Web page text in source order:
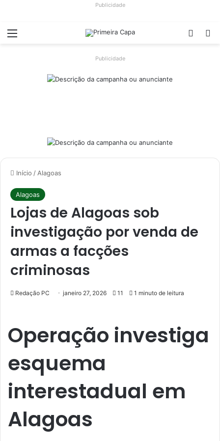
Publicidade
Menu
Publicidade
Início / Alagoas
Alagoas
Lojas de Alagoas sob
investigação por venda de
armas a facções
criminosas
Redação PC janeiro 27, 2026 11 1 minuto de leitura
Operação investiga
esquema
interestadual em
Alagoas